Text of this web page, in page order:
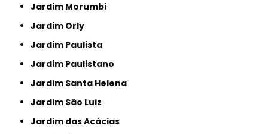
Jardim Morumbi
Jardim Orly
Jardim Paulista
Jardim Paulistano
Jardim Santa Helena
Jardim São Luiz
Jardim das Acácias